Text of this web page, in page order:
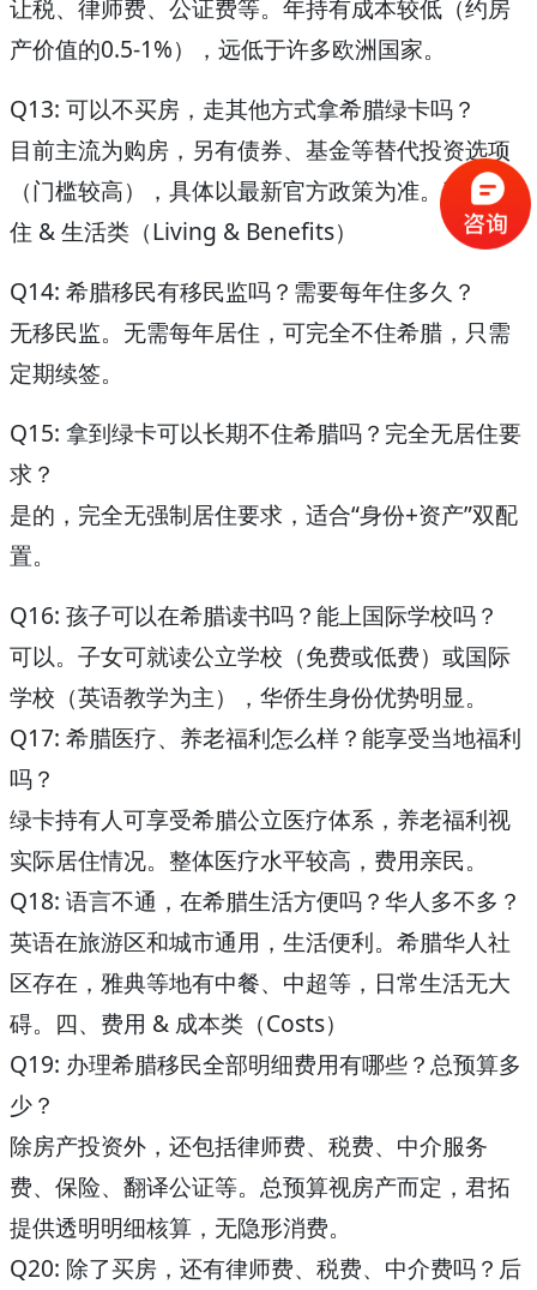
让税、律师费、公证费等。年持有成本较低（约房
产价值的0.5-1%），远低于许多欧洲国家。
Q13: 可以不买房，走其他方式拿希腊绿卡吗？
目前主流为购房，另有债券、基金等替代投资选项
（门槛较高），具体以最新官方政策为准。三、居
住 & 生活类（Living & Benefits）
Q14: 希腊移民有移民监吗？需要每年住多久？
无移民监。无需每年居住，可完全不住希腊，只需
定期续签。
Q15: 拿到绿卡可以长期不住希腊吗？完全无居住要
求？
是的，完全无强制居住要求，适合“身份+资产”双配
置。
Q16: 孩子可以在希腊读书吗？能上国际学校吗？
可以。子女可就读公立学校（免费或低费）或国际
学校（英语教学为主），华侨生身份优势明显。
Q17: 希腊医疗、养老福利怎么样？能享受当地福利
吗？
绿卡持有人可享受希腊公立医疗体系，养老福利视
实际居住情况。整体医疗水平较高，费用亲民。
Q18: 语言不通，在希腊生活方便吗？华人多不多？
英语在旅游区和城市通用，生活便利。希腊华人社
区存在，雅典等地有中餐、中超等，日常生活无大
碍。 四、费用 & 成本类（Costs）
Q19: 办理希腊移民全部明细费用有哪些？总预算多
少？
除房产投资外，还包括律师费、税费、中介服务
费、保险、翻译公证等。总预算视房产而定，君拓
提供透明明细核算，无隐形消费。
Q20: 除了买房，还有律师费、税费、中介费吗？后